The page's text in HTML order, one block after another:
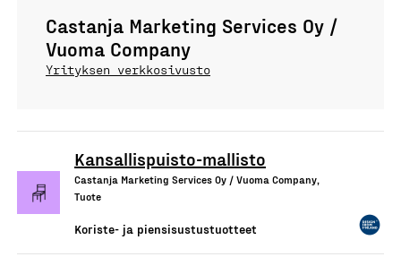
Castanja Marketing Services Oy /
Vuoma Company
Yrityksen verkkosivusto
Kansallispuisto-mallisto
Castanja Marketing Services Oy / Vuoma Company,
Tuote
Koriste- ja piensisustustuotteet